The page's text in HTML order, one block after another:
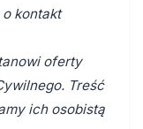
kontakt
oferty
Treść
ich osobistą